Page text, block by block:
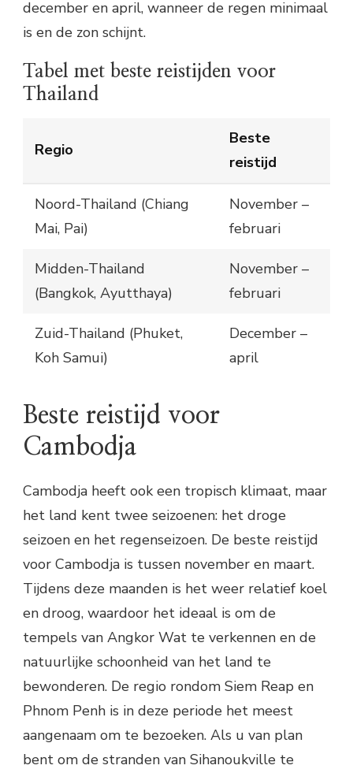
december en april, wanneer de regen minimaal
is en de zon schijnt.
Tabel met beste reistijden voor
Thailand
Regio
Beste
reistijd
Noord-Thailand (Chiang
Mai, Pai)
November –
februari
Midden-Thailand
(Bangkok, Ayutthaya)
November –
februari
Zuid-Thailand (Phuket,
Koh Samui)
December –
april
Beste reistijd voor
Cambodja
Cambodja heeft ook een tropisch klimaat, maar
het land kent twee seizoenen: het droge
seizoen en het regenseizoen. De beste reistijd
voor Cambodja is tussen november en maart.
Tijdens deze maanden is het weer relatief koel
en droog, waardoor het ideaal is om de
tempels van Angkor Wat te verkennen en de
natuurlijke schoonheid van het land te
bewonderen. De regio rondom Siem Reap en
Phnom Penh is in deze periode het meest
aangenaam om te bezoeken. Als u van plan
bent om de stranden van Sihanoukville te